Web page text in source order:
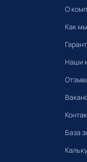
О
Как
Наши
База